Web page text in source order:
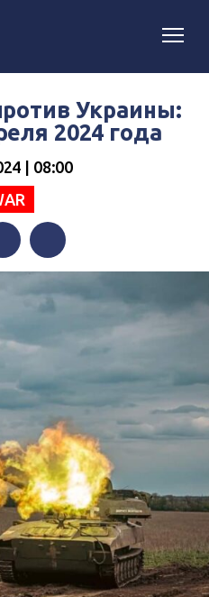
Украины:
2024 года
| 08:00
Telegram